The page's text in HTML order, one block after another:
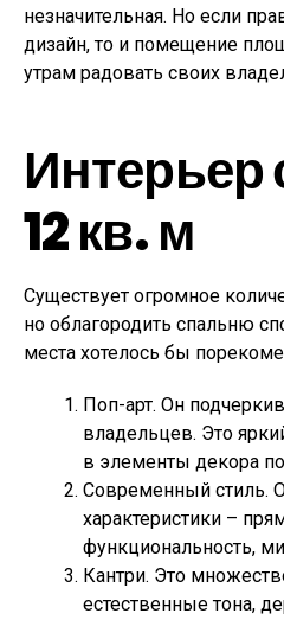
незначительная. Но если
дизайн, то и помещение
утрам радовать своих
Интерьер
12 кв. м
Существует огромное
но облагородить спальню
места хотелось бы
Поп-арт. Он
владельцев. Это
в элементы декора
Современный стиль.
характеристики –
функциональность,
Кантри. Это
естественные тона,